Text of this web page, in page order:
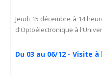
Jeudi 15 décembre à 14
d'Optoélectronique à
Du 03 au 06/12 - Visite